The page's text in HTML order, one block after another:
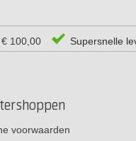
100,00 Supersnelle
voorwaarden